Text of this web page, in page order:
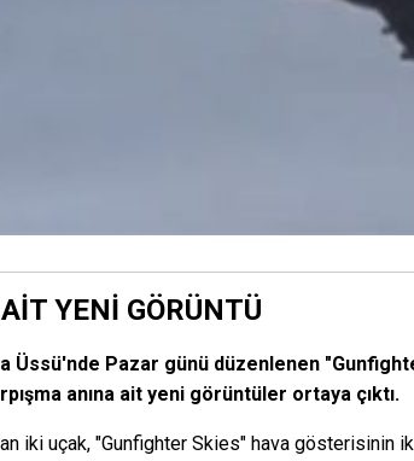
YENİ GÖRÜNTÜ
Üssü'nde Pazar günü düzenlenen
anına ait yeni görüntüler ortaya çıktı.
iki uçak, "Gunfighter Skies" hava gösterisinin